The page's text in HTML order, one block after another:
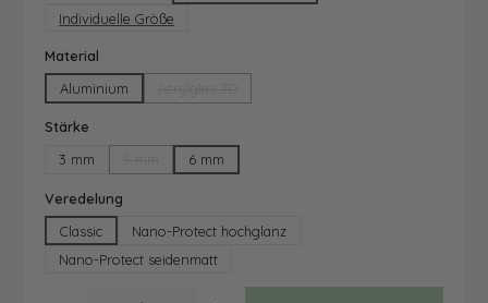
Individuelle Größe
Material
Aluminium
Stärke
3 mm
(Diese Option ist zurzeit nicht verfügbar.)
6 mm
Veredelung
Classic
Nano-Protect hochglanz
Nano-Protect seidenmatt